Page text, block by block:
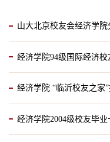
山大北京校友会经济学院
经济学院94级国际经济
经济学院 “临沂校友之家
经济学院2004级校友毕